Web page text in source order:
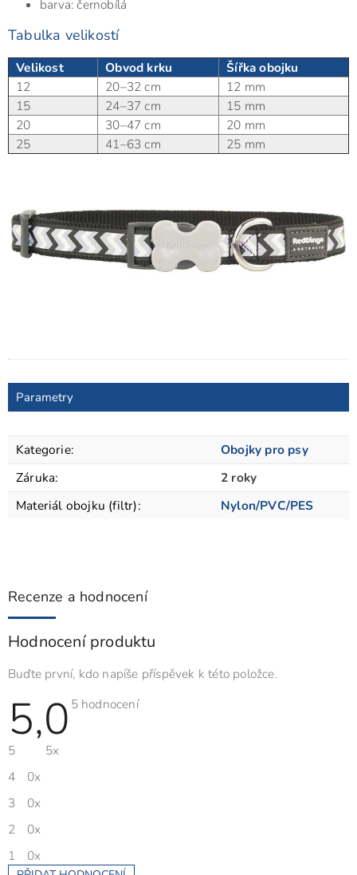
barva: černobílá
Tabulka velikostí
Velikost Obvod krku
Šířka obojku
12
20–32 cm
12 mm
15
24–37 cm
15 mm
20
30–47 cm
20 mm
25
41–63 cm 25 mm
Parametry
Kategorie:
Obojky pro psy
Záruka:
2 roky
Materiál obojku (filtr): Nylon/PVC/PES
Recenze a hodnocení
Hodnocení produktu
Buďte první, kdo napíše příspěvek k této položce.
5,0 Průměrné
5 hodnocení
5
5x
4
0x
3
0x
2
0x
1
0x